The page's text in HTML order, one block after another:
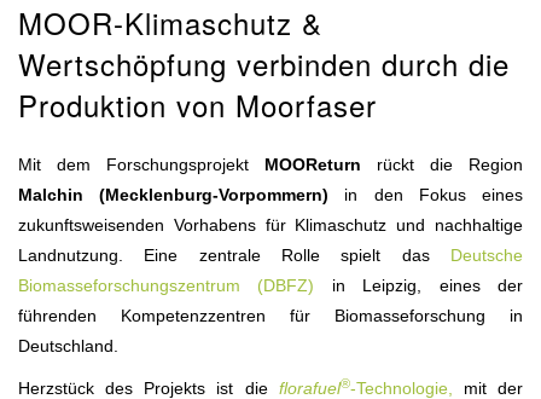
MOOR-Klimaschutz &
Wertschöpfung verbinden durch die
Produktion von Moorfaser
Mit dem Forschungsprojekt MOOReturn rückt die Region
Malchin (Mecklenburg-Vorpommern) in den Fokus eines
zukunftsweisenden Vorhabens für Klimaschutz und nachhaltige
Landnutzung. Eine zentrale Rolle spielt das Deutsche
Biomasseforschungszentrum (DBFZ) in Leipzig, eines der
führenden Kompetenzzentren für Biomasseforschung in
Deutschland.
Herzstück des Projekts ist die florafuel®-Technologie,
mit der